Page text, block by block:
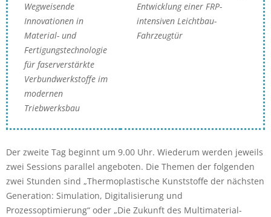
Wegweisende
Innovationen in
Material- und
Fertigungstechnologie
für faserverstärkte
Verbundwerkstoffe im
modernen
Triebwerksbau
Entwicklung einer FRP-
intensiven Leichtbau-
Fahrzeugtür
Der zweite Tag beginnt um 9.00 Uhr. Wiederum werden jeweils
zwei Sessions parallel angeboten. Die Themen der folgenden
zwei Stunden sind „Thermoplastische Kunststoffe der nächsten
Generation: Simulation, Digitalisierung und
Prozessoptimierung“ oder „Die Zukunft des Multimaterial-